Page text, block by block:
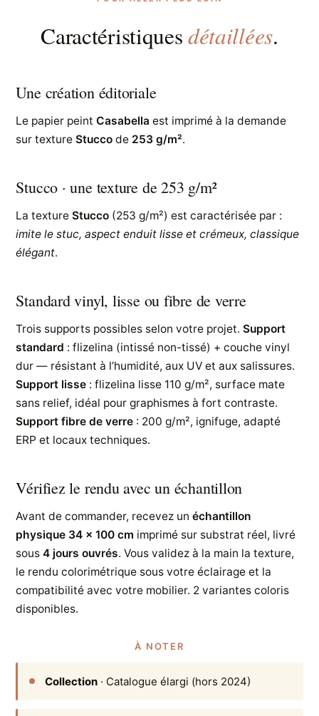
Caractéristiquesdétaillées.
Une création éditoriale
Le papier peintCasabella est imprimé à la demande
sur textureStucco de 253 g/m².
Stucco · une texture de 253 g/m²
La textureStucco (253 g/m²) est caractérisée par :
imite le stuc, aspect enduit lisse et crémeux, classique
élégant.
Standard vinyl, lisse ou fibre de verre
Trois supports possibles selon votre projet.Support
standard : flizelina (intissé non-tissé) + couche vinyl
dur — résistant à l’humidité, aux UV et aux salissures.
Support lisse : flizelina lisse 110 g/m², surface mate
sans relief, idéal pour graphismes à fort contraste.
Support fibre de verre : 200 g/m², ignifuge, adapté
ERP et locaux techniques.
Vérifiez le rendu avec un échantillon
Avant de commander, recevez unéchantillon
physique 34 × 100 cm imprimé sur substrat réel, livré
sous4 jours ouvrés. Vous validez à la main la texture,
le rendu colorimétrique sous votre éclairage et la
compatibilité avec votre mobilier. 2 variantes coloris
disponibles.
À NOTER
Collection · Catalogue élargi (hors 2024)